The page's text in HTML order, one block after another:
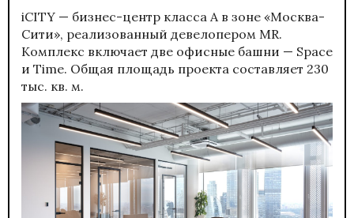
iCITY — бизнес-центр класса А в зоне «Москва-
Сити», реализованный девелопером MR.
Комплекс включает две офисные башни — Space
и Time. Общая площадь проекта составляет 230
тыс. кв. м.